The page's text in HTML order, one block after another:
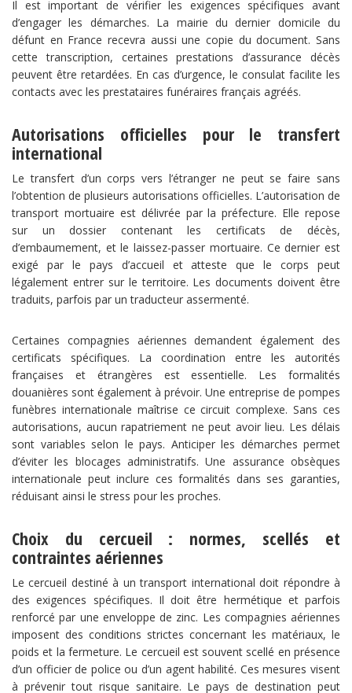
Il est important de vérifier les exigences spécifiques avant
d’engager les démarches. La mairie du dernier domicile du
défunt en France recevra aussi une copie du document. Sans
cette transcription, certaines prestations d’assurance décès
peuvent être retardées. En cas d’urgence, le consulat facilite les
contacts avec les prestataires funéraires français agréés.
Autorisations officielles pour le transfert
international
Le transfert d’un corps vers l’étranger ne peut se faire sans
l’obtention de plusieurs autorisations officielles. L’autorisation de
transport mortuaire est délivrée par la préfecture. Elle repose
sur un dossier contenant les certificats de décès,
d’embaumement, et le laissez-passer mortuaire. Ce dernier est
exigé par le pays d’accueil et atteste que le corps peut
légalement entrer sur le territoire. Les documents doivent être
traduits, parfois par un traducteur assermenté.
Certaines compagnies aériennes demandent également des
certificats spécifiques. La coordination entre les autorités
françaises et étrangères est essentielle. Les formalités
douanières sont également à prévoir. Une entreprise de pompes
funèbres internationale maîtrise ce circuit complexe. Sans ces
autorisations, aucun rapatriement ne peut avoir lieu. Les délais
sont variables selon le pays. Anticiper les démarches permet
d’éviter les blocages administratifs. Une assurance obsèques
internationale peut inclure ces formalités dans ses garanties,
réduisant ainsi le stress pour les proches.
Choix du cercueil : normes, scellés et
contraintes aériennes
Le cercueil destiné à un transport international doit répondre à
des exigences spécifiques. Il doit être hermétique et parfois
renforcé par une enveloppe de zinc. Les compagnies aériennes
imposent des conditions strictes concernant les matériaux, le
poids et la fermeture. Le cercueil est souvent scellé en présence
d’un officier de police ou d’un agent habilité. Ces mesures visent
à prévenir tout risque sanitaire. Le pays de destination peut